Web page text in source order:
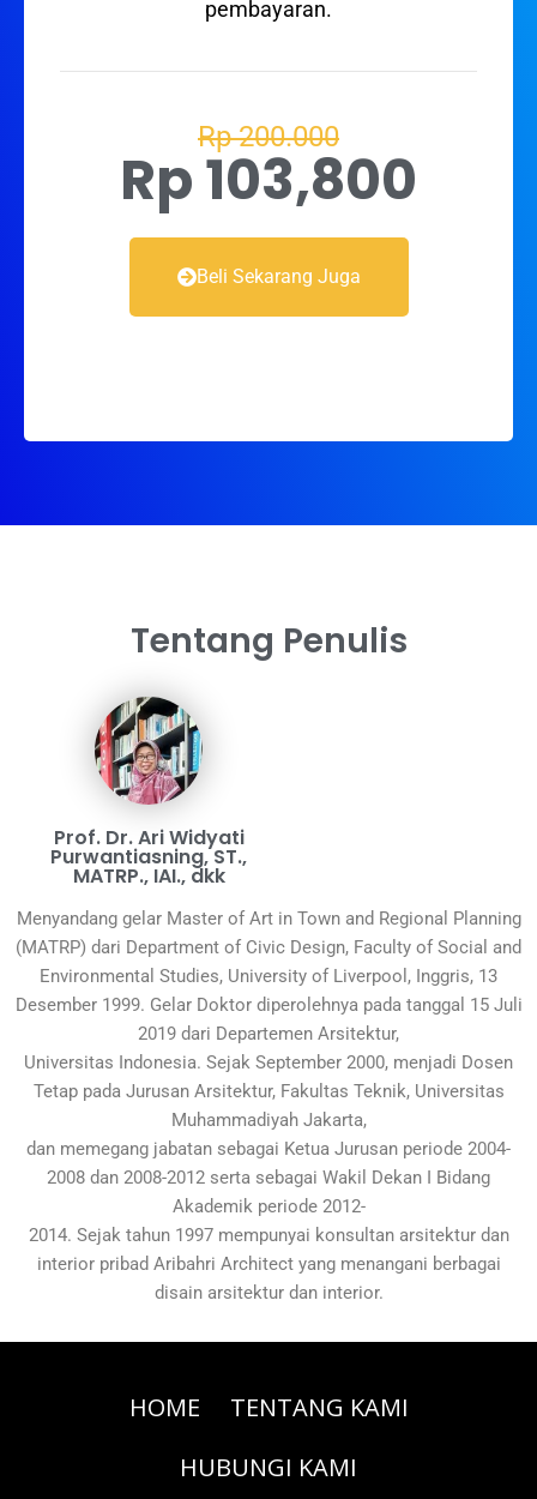
pembayaran.
Rp 200.000
Rp 103,800
Beli Sekarang Juga
Tentang Penulis
Prof. Dr. Ari Widyati
Purwantiasning, ST.,
MATRP., IAI., dkk
Menyandang gelar Master of Art in Town and Regional Planning
(MATRP) dari Department of Civic Design, Faculty of Social and
Environmental Studies, University of Liverpool, Inggris, 13
Desember 1999. Gelar Doktor diperolehnya pada tanggal 15 Juli
2019 dari Departemen Arsitektur,
Universitas Indonesia. Sejak September 2000, menjadi Dosen
Tetap pada Jurusan Arsitektur, Fakultas Teknik, Universitas
Muhammadiyah Jakarta,
dan memegang jabatan sebagai Ketua Jurusan periode 2004-
2008 dan 2008-2012 serta sebagai Wakil Dekan I Bidang
Akademik periode 2012-
2014. Sejak tahun 1997 mempunyai konsultan arsitektur dan
interior pribad Aribahri Architect yang menangani berbagai
disain arsitektur dan interior.
HOME
TENTANG KAMI
HUBUNGI KAMI